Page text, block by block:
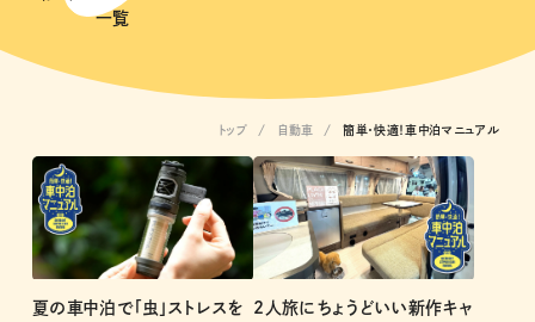
一覧
トップ 自動車 簡単・快適！車中泊マニュアル
夏の車中泊で「虫」ストレスを
2人旅にちょうどいい新作キャ